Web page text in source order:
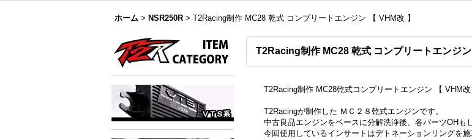
ホーム > NSR250R > T2Racing制作 MC28 乾式 コンプリートエンジン 【 VHM改 】
T2Racing制作 MC28 乾式 コンプリートエンジン
T2Racing制作 MC28乾式コンプリートエンジン 【 VHM改
T2Racingが制作した ＭＣ２８乾式エンジンです。
中古良品エンジンをベースに分解洗浄後、各パーツOHも
今回使用しているインサートはデトネーションリングを